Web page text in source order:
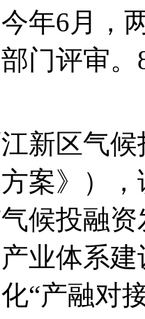
年6月，
门评审
新区气
方案》）
候投融
业体系
“产融对